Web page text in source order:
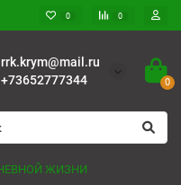
0 0
rrk.krym@mail.ru
+73652777344
0
ЖИЗНИ